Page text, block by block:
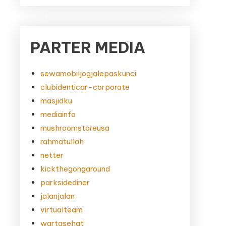
PARTER MEDIA
sewamobiljogjalepaskunci
clubidenticar-corporate
masjidku
mediainfo
mushroomstoreusa
rahmatullah
netter
kickthegongaround
parksidediner
jalanjalan
virtualteam
wartasehat